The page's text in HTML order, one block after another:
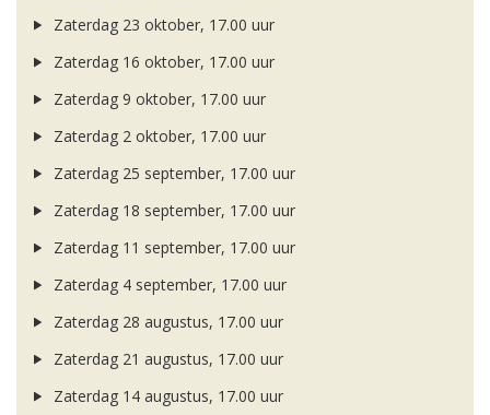
Zaterdag 23 oktober, 17.00 uur
Zaterdag 16 oktober, 17.00 uur
Zaterdag 9 oktober, 17.00 uur
Zaterdag 2 oktober, 17.00 uur
Zaterdag 25 september, 17.00 uur
Zaterdag 18 september, 17.00 uur
Zaterdag 11 september, 17.00 uur
Zaterdag 4 september, 17.00 uur
Zaterdag 28 augustus, 17.00 uur
Zaterdag 21 augustus, 17.00 uur
Zaterdag 14 augustus, 17.00 uur